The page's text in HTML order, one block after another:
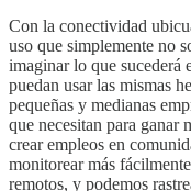
Con la conectividad
uso que simplemente no
imaginar lo que sucederá
puedan usar las mismas
pequeñas y medianas
que necesitan para ganar
crear empleos en
monitorear más
remotos, y podemos